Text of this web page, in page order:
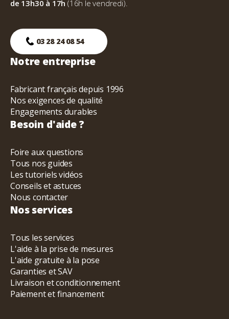
de 13h30 à 17h(16h le vendredi).
03 28 24 08 54
Notre entreprise
Fabricant français depuis 1996
Nos exigences de qualité
Engagements durables
Besoin d'aide ?
Foire aux questions
Tous nos guides
Les tutoriels vidéos
Conseils et astuces
Nous contacter
Nos services
Tous les services
L'aide à la prise de mesures
L'aide gratuite à la pose
Garanties et SAV
Livraison et conditionnement
Paiement et financement